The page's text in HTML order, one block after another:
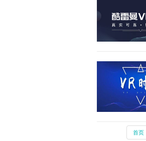
首页